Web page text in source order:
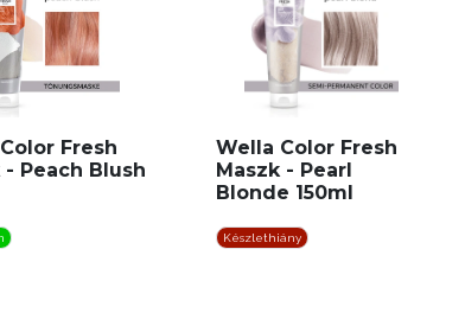
Fresh
- Peach Blush
Wella Color Fresh
Maszk - Pearl
Blonde 150ml
Készlethiány